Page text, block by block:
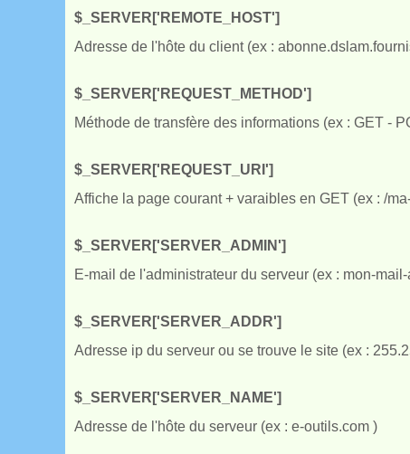
$_SERVER['REMOTE_HOST']
Adresse de l'hôte du client (ex :
$_SERVER['REQUEST_METHOD']
Méthode de transfère des informations (ex : GET -
$_SERVER['REQUEST_URI']
Affiche la page courant + varaibles en GET (ex : /
$_SERVER['SERVER_ADMIN']
E-mail de l'administrateur du serveur (ex : mon-
$_SERVER['SERVER_ADDR']
Adresse ip du serveur ou se trouve le site (ex :
$_SERVER['SERVER_NAME']
Adresse de l'hôte du serveur (ex : e-outils.com )